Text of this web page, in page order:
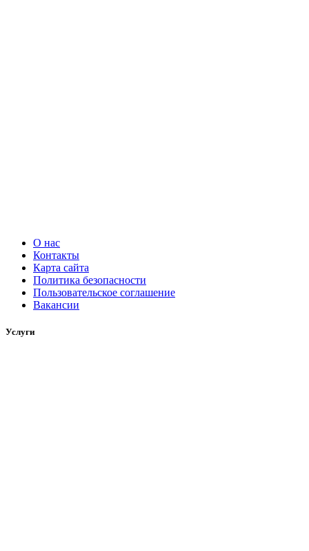
О нас
Контакты
Карта сайта
Политика безопасности
Пользовательское соглашение
Вакансии
Услуги